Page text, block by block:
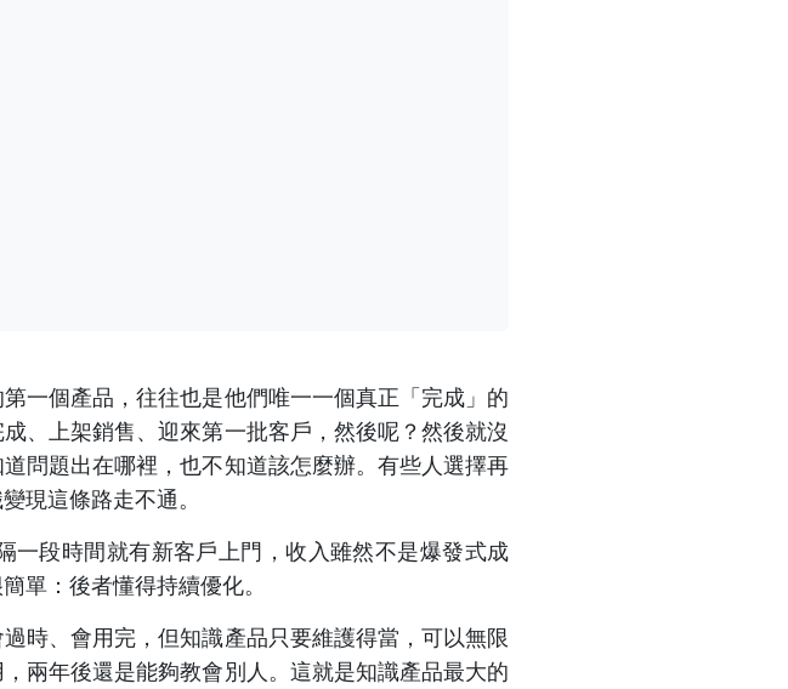
一個產品，往往也是他們唯一一個真正「完成」的
、上架銷售、迎來第一批客戶，然後呢？然後就沒
問題出在哪裡，也不知道該怎麼辦。有些人選擇再
現這條路走不通。
段時間就有新客戶上門，收入雖然不是爆發式成
單：後者懂得持續優化。
時、會用完，但知識產品只要維護得當，可以無限
兩年後還是能夠教會別人。這就是知識產品最大的